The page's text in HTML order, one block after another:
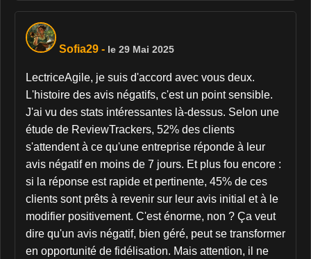
Sofia29 - le 29 Mai 2025
LectriceAgile, je suis d'accord avec vous deux.
L'histoire des avis négatifs, c'est un point sensible.
J'ai vu des stats intéressantes là-dessus. Selon une
étude de ReviewTrackers, 52% des clients
s'attendent à ce qu'une entreprise réponde à leur
avis négatif en moins de 7 jours. Et plus fou encore :
si la réponse est rapide et pertinente, 45% de ces
clients sont prêts à revenir sur leur avis initial et à le
modifier positivement. C'est énorme, non ? Ça veut
dire qu'un avis négatif, bien géré, peut se transformer
en opportunité de fidélisation. Mais attention, il ne